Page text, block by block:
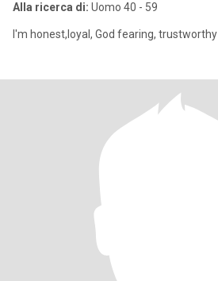
Alla ricerca di: Uomo 40 - 59
I'm honest,loyal, God fearing, trustworthy